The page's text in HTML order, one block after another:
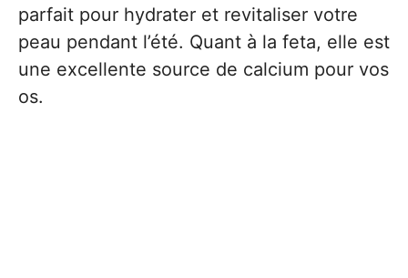
parfait pour hydrater et revitaliser votre
peau pendant l’été. Quant à la feta, elle est
une excellente source de calcium pour vos
os.